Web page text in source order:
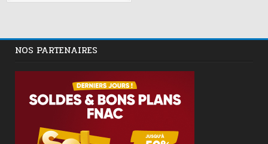
NOS PARTENAIRES